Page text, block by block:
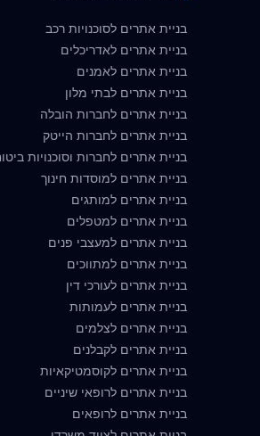
בניית אתרים לסוכנויות רכב
בניית אתרים לאדריכלים
בניית אתרים לאמנים
בניית אתרים לבתי מלון
בניית אתרים לחברות הובלה
בניית אתרים לחברות הייטק
בניית אתרים לחברות וסוכנויות
בניית אתרים למוסדות חינוך
בניית אתרים למותגים
בניית אתרים למטפלים
בניית אתרים למעצבי פנים
בניית אתרים למתווכים
בניית אתרים לעורכי דין
בניית אתרים לעמותות
בניית אתרים לצלמים
בניית אתרים לקבלנים
בניית אתרים לקוסמטיקאיות
בניית אתרים לרופאי שיניים
בניית אתרים לרופאים